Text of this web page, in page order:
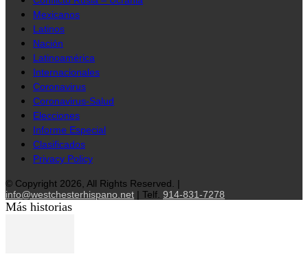
Mexicanos
Latinos
Nación
Latinoamérica
Internacionales
Coronavirus
Coronavirus-Salud
Elecciones
Informe Especial
Clasificados
Privacy Policy
© Copyright 2026, All Rights Reserved. |
info@westchesterhispano.net | Telf. 914-831-7278
Más historias